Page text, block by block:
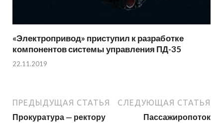
«Электропривод» приступил к разработке
компонентов системы управления ПД-35
22.11.2019
ПРЕДЫДУЩАЯ СТАТЬЯ
Прокуратура — ректору
СЛЕДУЮЩАЯ СТАТЬЯ
Пассажиропоток